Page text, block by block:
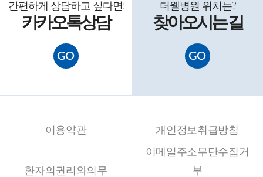
간편하게 상담하고 싶다면 !
카카오톡상담
GO
더웰병원 위치는?
찾아오시는 길
GO
이용약관 개인정보취급방침
환자의권리와의무
이메일주소무단수집거
부